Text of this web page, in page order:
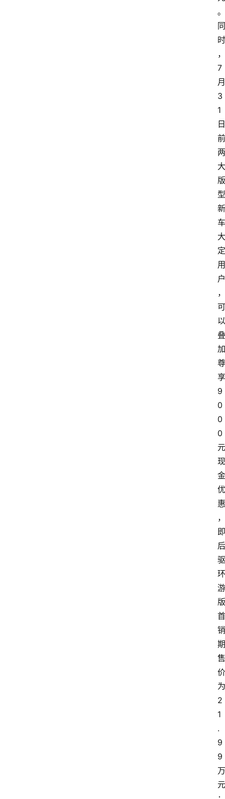
。
同
时
，
7
月
3
1
日
前
两
大
版
型
新
车
大
定
用
户
，
可
以
叠
加
尊
享
9
0
0
0
元
现
金
优
惠
，
即
后
驱
环
游
版
首
销
期
售
价
为
2
1
.
9
9
万
元